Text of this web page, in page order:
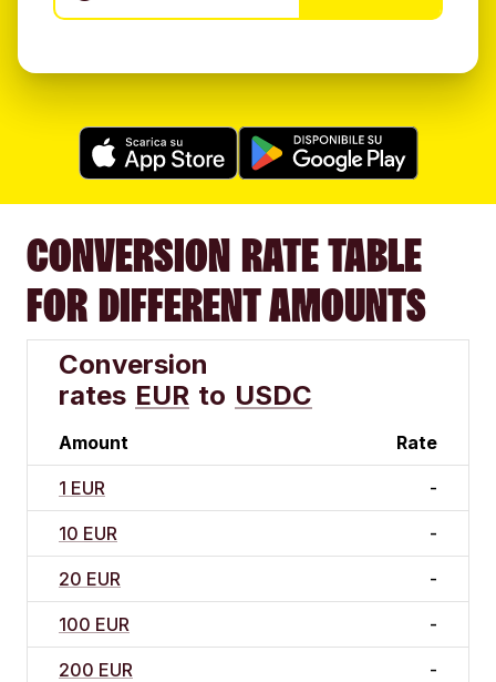
CONVERSION RATE TABLE
FOR DIFFERENT AMOUNTS
Conversion
rates EUR to USDC
Amount Rate
1 EUR -
10 EUR -
20 EUR -
100 EUR -
200 EUR -